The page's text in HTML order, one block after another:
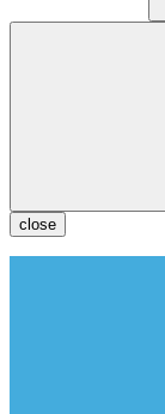
close